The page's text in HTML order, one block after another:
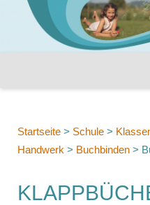
Startseite > Schule >
Handwerk > Buchbinden >